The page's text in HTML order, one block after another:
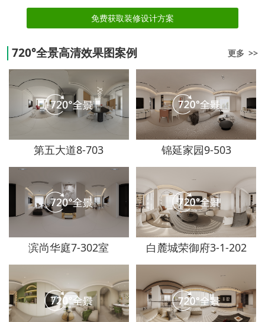
免费获取装修设计方案
720°全景高清效果图案例 更多 >>
第五大道8-703 锦延家园9-503
滨尚华庭7-302室 白麓城荣御府3-1-202